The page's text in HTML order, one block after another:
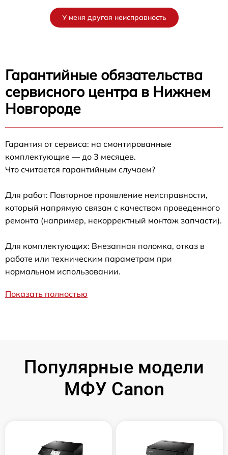
У меня другая неисправность
Гарантийные обязательства
сервисного центра в Нижнем
Новгороде
Гарантия от сервиса: на смонтированные
комплектующие — до 3 месяцев.
Что считается гарантийным случаем?
Для работ: Повторное проявление неисправности,
который напрямую связан с качеством проведенного
ремонта (например, некорректный монтаж запчасти).
Для комплектующих: Внезапная поломка, отказ в
работе или техническим параметрам при
нормальном использовании.
Показать полностью
Популярные модели
МФУ Canon